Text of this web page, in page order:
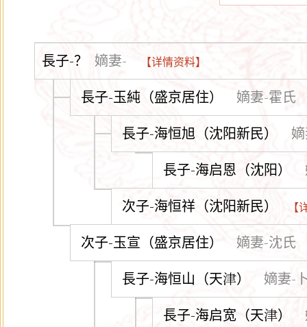
長子-？ 嫡妻- 【详情资料】
長子-玉純（盛京居住） 嫡妻-霍氏
長子-海恒旭（沈阳新民）
長子-海启恩（沈阳）
次子-海恒祥（沈阳新民） 【
次子-玉宣（盛京居住） 嫡妻-沈氏
長子-海恒山（天津） 嫡妻-
長子-海启宽（天津）